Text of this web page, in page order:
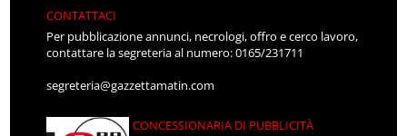
CONTATTACI
Per pubblicazione annunci, necrologi, offro e cerco lavoro,
contattare la segreteria al numero: 0165/231711
segreteria@gazzettamatin.com
CONCESSIONARIA DI PUBBLICITÀ